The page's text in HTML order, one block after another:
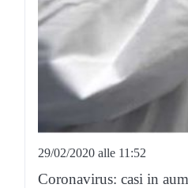
29/02/2020 alle 11:52
Coronavirus: casi in